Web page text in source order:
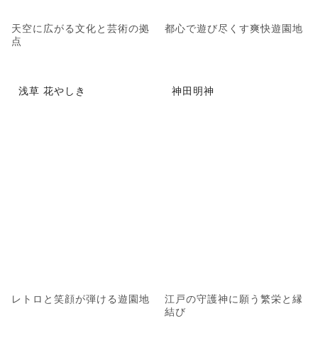
天空に広がる文化と芸術の拠
点
都心で遊び尽くす爽快遊園地
浅草 花やしき
レトロと笑顔が弾ける遊園地
神田明神
江戸の守護神に願う繁栄と縁
結び